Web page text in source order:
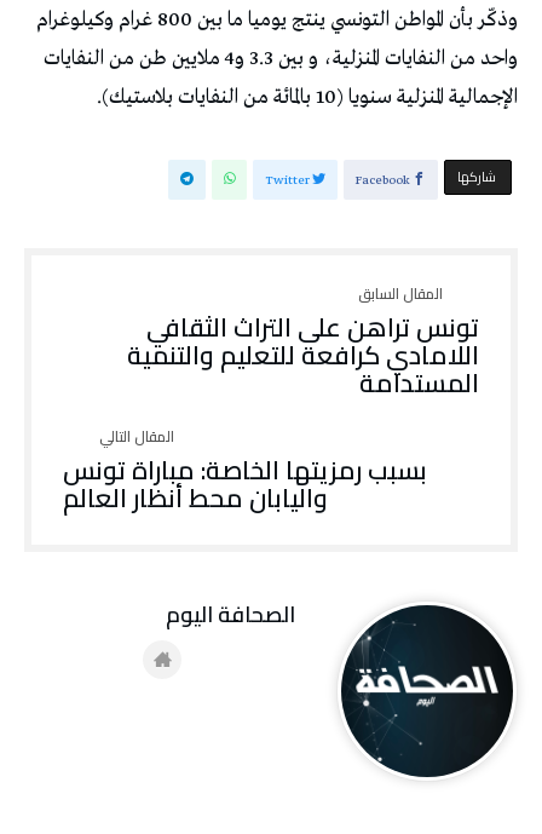
وذكّر بأن المواطن التونسي ينتج يوميا ما بين 800 غرام وكيلوغرام
واحد من النفايات المنزلية، و بين 3.3 و4 ملايين طن من النفايات
الإجمالية المنزلية سنويا (10 بالمائة من النفايات بلاستيك).
‫‫ شاركها‬ Facebook
Twitter
تونس تراهن على التراث الثقافي
اللامادي كرافعة للتعليم والتنمية
المستدامة
بسبب رمزيتها الخاصة: مباراة تونس
واليابان محط أنظار العالم